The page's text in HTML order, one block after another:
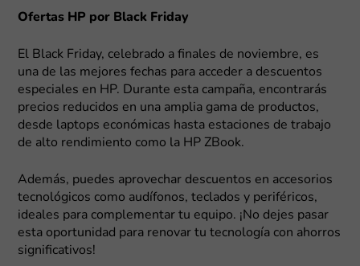
Ofertas HP por Black Friday
El Black Friday, celebrado a finales de noviembre, es
una de las mejores fechas para acceder a descuentos
especiales en HP. Durante esta campaña, encontrarás
precios reducidos en una amplia gama de productos,
desde laptops económicas hasta estaciones de trabajo
de alto rendimiento como la HP ZBook.
Además, puedes aprovechar descuentos en accesorios
tecnológicos como audífonos, teclados y periféricos,
ideales para complementar tu equipo. ¡No dejes pasar
esta oportunidad para renovar tu tecnología con ahorros
significativos!